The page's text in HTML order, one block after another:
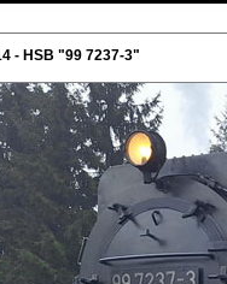
- HSB "99 7237-3"